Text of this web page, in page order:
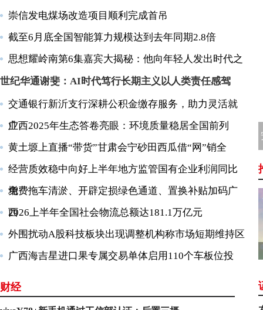
崇信发电煤场改造项目顺利完成首吊
截至6月底全国智能算力规模达到去年同期2.8倍
思想耀岭南第6集嘉宾大揭秘：他向年轻人发出时代之
世纪华通谢斐：AI时代笃行长期主义以人类责任感驾
交通银行新沂支行深耕公积金缴存服务，助力灵活就
业
广西2025年生态答卷亮眼：环境质量稳居全国前列
黄土塬上直播“带货”甘肃会宁砂田西瓜借“网”销全
经营质效稳中向好上半年地方监管国有企业利润同比
增
免费拖车清淤、开辟定损绿色通道、置换补贴加码广
西
2026上半年全国社会物流总额达181.1万亿元
外围扰动A股科技板块出现调整机构称市场短期维持区
广西海吉星进口果专属交易单体启用110个车板位投
财经